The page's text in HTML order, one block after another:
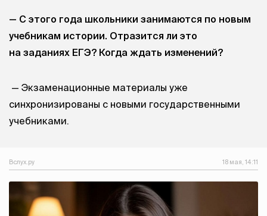
— С этого года школьники занимаются по новым
учебникам истории. Отразится ли это
на заданиях ЕГЭ? Когда ждать изменений?
— Экзаменационные материалы уже
синхронизированы с новыми государственными
учебниками.
Вслух.ру 18 мая, 14:11